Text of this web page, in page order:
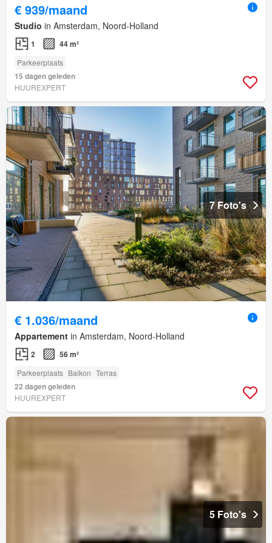
€ 939/maand
Studio in Amsterdam, Noord-Holland
1 44 m²
Parkeerplaats
15 dagen geleden
HUUREXPERT
7 Foto's
€ 1.036/maand
Appartement in Amsterdam, Noord-Holland
2 56 m²
Parkeerplaats Balkon Terras
22 dagen geleden
HUUREXPERT
5 Foto's